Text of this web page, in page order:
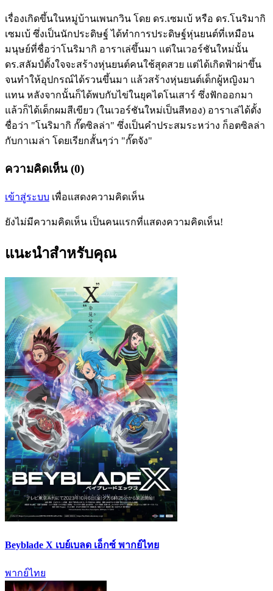
เรื่องเกิดขึ้นในหมู่บ้านเพนกวิน โดย ดร.เซมเบ้ หรือ ดร.โนริมากิ
เซมเบ้ ซึ่งเป็นนักประดิษฐ์ ได้ทำการประดิษฐ์หุ่นยนต์ที่เหมือน
มนุษย์ที่ชื่อว่าโนริมากิ อาราเล่ขึ้นมา แต่ในเวอร์ชันใหม่นั้น
ดร.สลัมป์ตั้งใจจะสร้างหุ่นยนต์คนใช้สุดสวย แต่ได้เกิดฟ้าผ่าขึ้น
จนทำให้อุปกรณ์ได้รวนขึ้นมา แล้วสร้างหุ่นยนต์เด็กผู้หญิงมา
แทน หลังจากนั้นก็ได้พบกับไข่ในยุคไดโนเสาร์ ซึ่งฟักออกมา
แล้วก็ได้เด็กผมสีเขียว (ในเวอร์ชันใหม่เป็นสีทอง) อาราเล่ได้ตั้ง
ชื่อว่า "โนริมากิ กั๊ตซิลล่า" ซึ่งเป็นคำประสมระหว่าง ก็อตซิลล่า
กับกาเมล่า โดยเรียกสั้นๆว่า "กั๊ตจัง"
ความคิดเห็น (0)
เข้าสู่ระบบ เพื่อแสดงความคิดเห็น
ยังไม่มีความคิดเห็น เป็นคนแรกที่แสดงความคิดเห็น!
แนะนำสำหรับคุณ
Beyblade X เบย์เบลด เอ็กซ์ พากย์ไทย
พากย์ไทย